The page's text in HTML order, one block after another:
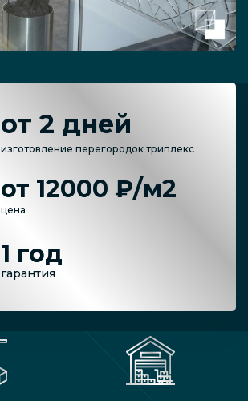
от 2 дней
изготовление перегородок триплекс
от 12000 ₽/м2
цена
1 год
гарантия